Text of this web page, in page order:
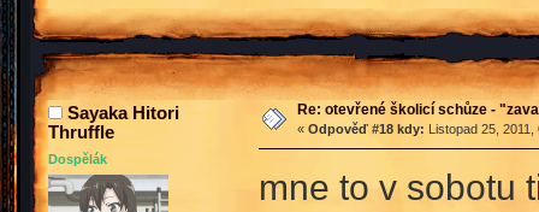
Sayaka Hitori
Thruffle
Dospělák
Re: otevřené školicí schůze -
« Odpověď #18 kdy: Listopad 25,
mne to v sobotu